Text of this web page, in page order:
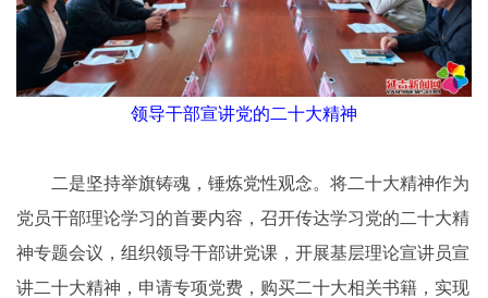
领导干部宣讲党的二十大精神
二是坚持举旗铸魂，锤炼党性观念。将二十大精神作为
党员干部理论学习的首要内容，召开传达学习党的二十大精
神专题会议，组织领导干部讲党课，开展基层理论宣讲员宣
讲二十大精神，申请专项党费，购买二十大相关书籍，实现